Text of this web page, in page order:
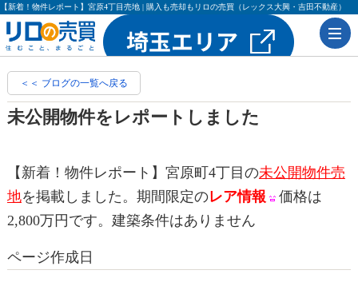
【新着！物件レポート】宮原4丁目売地 | 購入も売却もリロの売買（レックス大興・吉田不動産）
＜＜ ブログの一覧へ戻る
未公開物件をレポートしました
【新着！物件レポート】宮原町4丁目の未公開物件売
地を掲載しました。期間限定のレア情報
価格は
2,800万円です。建築条件はありません
ページ作成日